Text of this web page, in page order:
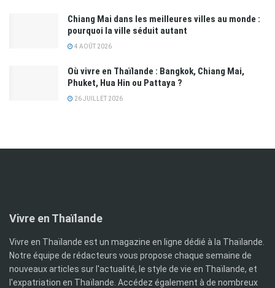
Chiang Mai dans les meilleures villes au monde :
pourquoi la ville séduit autant
4 AOÛT 2026
Où vivre en Thaïlande : Bangkok, Chiang Mai,
Phuket, Hua Hin ou Pattaya ?
26 JUILLET 2026
Vivre en Thaïlande
Vivre en Thaïlande est un magazine en ligne dédié à la Thaïlande.
Notre équipe de rédacteurs vous propose chaque semaine de
nouveaux articles sur l'actualité, le style de vie en Thaïlande, et
l'expatriation en Thaïlande. Accédez également à de nombreux